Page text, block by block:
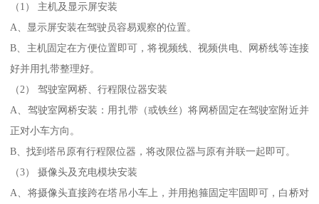
（1） 主机及显示屏安装
A、显示屏安装在驾驶员容易观察的位置。
B、主机固定在方便位置即可，将视频线、视频供电、网桥线等连接
好并用扎带整理好。
（2） 驾驶室网桥、行程限位器安装
A、驾驶室网桥安装：用扎带（或铁丝）将网桥固定在驾驶室附近并
正对小车方向。
B、找到塔吊原有行程限位器，将改限位器与原有并联一起即可。
（3） 摄像头及充电模块安装
A、将摄像头直接跨在塔吊小车上，并用抱箍固定牢固即可，白桥对